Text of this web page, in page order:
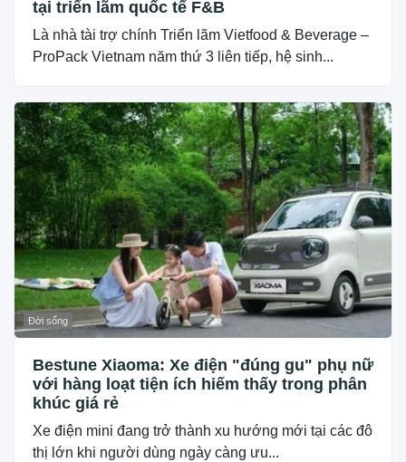
tại triển lãm quốc tế F&B
Là nhà tài trợ chính Triển lãm Vietfood & Beverage –
ProPack Vietnam năm thứ 3 liên tiếp, hệ sinh...
Đời sống
Bestune Xiaoma: Xe điện "đúng gu" phụ nữ
với hàng loạt tiện ích hiếm thấy trong phân
khúc giá rẻ
Xe điện mini đang trở thành xu hướng mới tại các đô
thị lớn khi người dùng ngày càng ưu...